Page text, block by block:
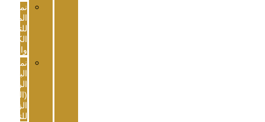
نمذجة
المباني
للتصمیم
الكھربائي
والمیكانیكي
نمذجة
البعد
الرابع
(المراحل
الزمنیة
للتنفیذ)